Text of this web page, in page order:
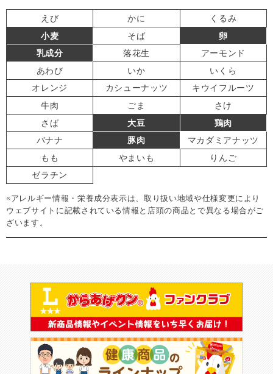
えび かに
くるみ
小麦
そば
卵
乳成分
落花生
アーモンド
あわび
いか
いくら
オレンジ
カシューナッツ
キウイフルーツ
牛肉
ごま
さけ
さば
大豆
鶏肉
バナナ
豚肉
マカダミアナッツ
もも
やまいも
りんご
ゼラチン
※アレルギー情報・栄養成分表示は、取り扱い地域や仕様変更により
ウェブサイトに記載されている情報と店頭の商品とで異なる場合がご
ざいます。